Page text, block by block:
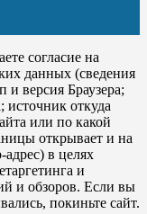
согласие на
данных (сведения
версия Браузера;
источник откуда
или по какой
открывает и на
в целях
и
и обзоров. Если вы
покиньте сайт.